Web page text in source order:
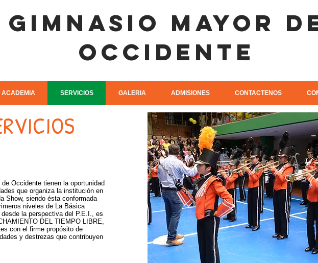
gimnasio mayor
occidente
Occidente tienen la oportunidad
que organiza la institución en
Show, siendo ésta conformada
niveles de La Básica
la perspectiva del P.E.I., es
DEL TIEMPO LIBRE,
con el firme propósito de
y destrezas que contribuyen
ACADEMIA SERVICIOS GALERIA ADMISIONES CONTACTENOS